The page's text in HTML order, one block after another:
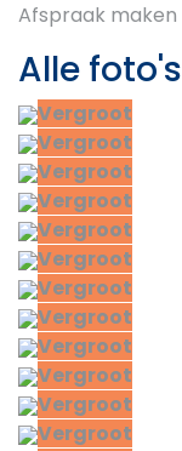
Afspraak maken
Alle foto's
Vergroot
Vergroot
Vergroot
Vergroot
Vergroot
Vergroot
Vergroot
Vergroot
Vergroot
Vergroot
Vergroot
Vergroot